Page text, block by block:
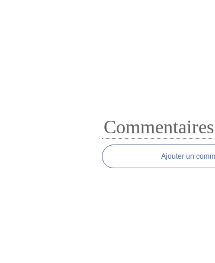
Commentaires
Ajouter un